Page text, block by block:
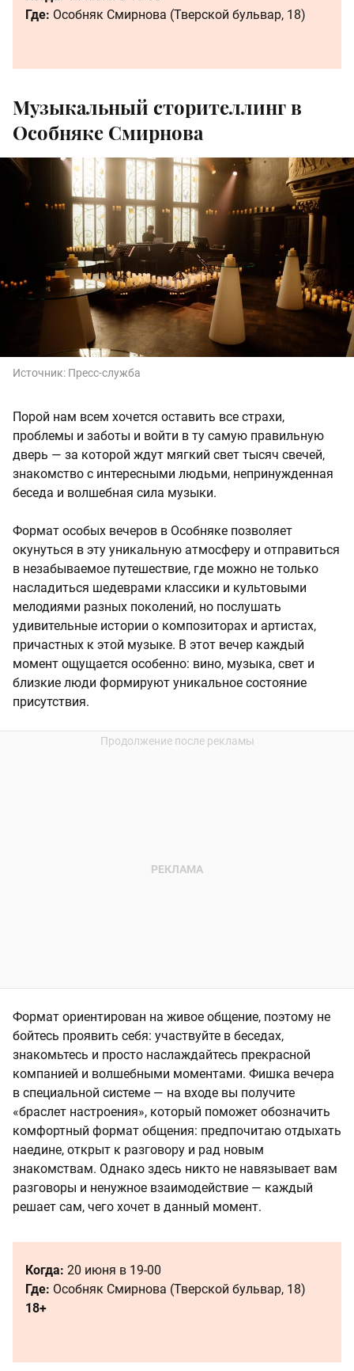
Где: Особняк Смирнова (Тверской бульвар, 18)
Музыкальный сторителлинг в
Особняке Смирнова
Источник: Пресс-служба
Порой нам всем хочется оставить все страхи,
проблемы и заботы и войти в ту самую правильную
дверь — за которой ждут мягкий свет тысяч свечей,
знакомство с интересными людьми, непринужденная
беседа и волшебная сила музыки.
Формат особых вечеров в Особняке позволяет
окунуться в эту уникальную атмосферу и отправиться
в незабываемое путешествие, где можно не только
насладиться шедеврами классики и культовыми
мелодиями разных поколений, но послушать
удивительные истории о композиторах и артистах,
причастных к этой музыке. В этот вечер каждый
момент ощущается особенно: вино, музыка, свет и
близкие люди формируют уникальное состояние
присутствия.
Формат ориентирован на живое общение, поэтому не
бойтесь проявить себя: участвуйте в беседах,
знакомьтесь и просто наслаждайтесь прекрасной
компанией и волшебными моментами. Фишка вечера
в специальной системе — на входе вы получите
«браслет настроения», который поможет обозначить
комфортный формат общения: предпочитаю отдыхать
наедине, открыт к разговору и рад новым
знакомствам. Однако здесь никто не навязывает вам
разговоры и ненужное взаимодействие — каждый
решает сам, чего хочет в данный момент.
Когда: 20 июня в 19-00
Где: Особняк Смирнова (Тверской бульвар, 18)
18+